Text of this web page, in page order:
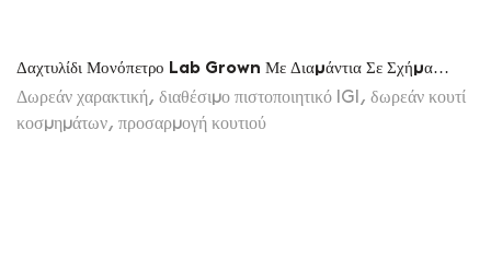
Δαχτυλίδι Μονόπετρο Lab Grown Με Διαμάντια Σε Σχήμα
Καρδιάς Από Λευκόχρυσο 18 Καρατίων MSR-1814
Δωρεάν χαρακτική, διαθέσιμο πιστοποιητικό IGI, δωρεάν κουτί
κοσμημάτων, προσαρμογή κουτιού